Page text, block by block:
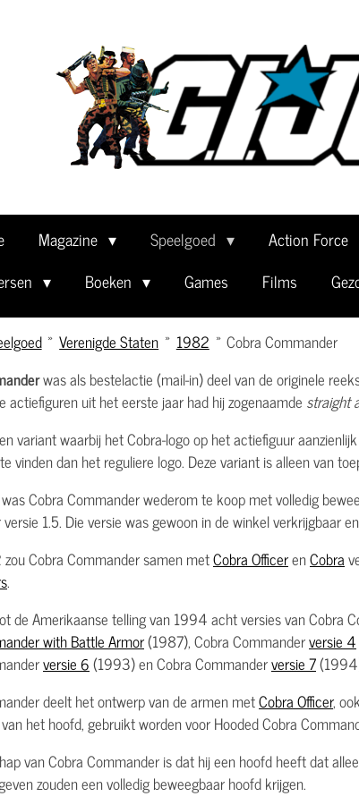
Magazine Speelgoed Action Force
Boeken Games Films
» Verenigde Staten » 1982 » Cobra Commander
was als bestelactie (mail-in) deel van de originele
actiefiguren uit het eerste jaar had hij zogenaamde straight
variant waarbij het Cobra-logo op het actiefiguur
vinden dan het reguliere logo. Deze variant is alleen van
Cobra Commander wederom te koop met volledig
1.5. Die versie was gewoon in de winkel verkrijgbaar
Cobra Commander samen metCobra OfficerenCobra
.
de Amerikaanse telling van 1994 acht versies van Cobra
with Battle Armor(1987), Cobra Commanderversie 4
versie 6(1993) en Cobra Commanderversie 7
deelt het ontwerp van de armen metCobra Officer,
het hoofd, gebruikt worden voor Hooded Cobra
van Cobra Commander is dat hij een hoofd heeft dat
zouden een volledig beweegbaar hoofd krijgen.